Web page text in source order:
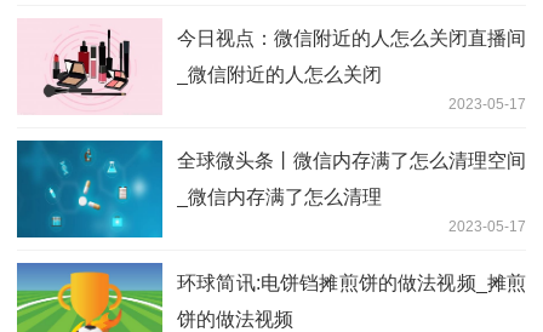
今日视点：微信附近的人怎么关闭直播间
_微信附近的人怎么关闭
2023-05-17
全球微头条丨微信内存满了怎么清理空间
_微信内存满了怎么清理
2023-05-17
环球简讯:电饼铛摊煎饼的做法视频_摊煎
饼的做法视频